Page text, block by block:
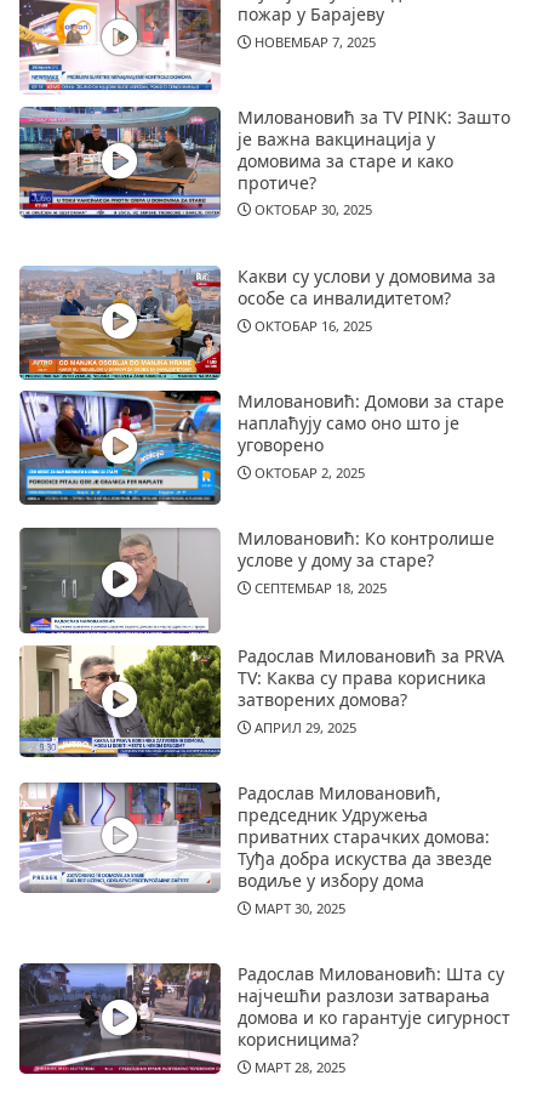
пожар у Барајеву
НОВЕМБАР 7, 2025
Миловановић за TV PINK: Зашто
је важна вакцинација у
домовима за старе и како
протиче?
ОКТОБАР 30, 2025
Какви су услови у домовима за
особе са инвалидитетом?
ОКТОБАР 16, 2025
Миловановић: Домови за старе
наплаћују само оно што је
уговорено
ОКТОБАР 2, 2025
Миловановић: Ко контролише
услове у дому за старе?
СЕПТЕМБАР 18, 2025
Радослав Миловановић за PRVA
TV: Каква су права корисника
затворених домова?
АПРИЛ 29, 2025
Радослав Миловановић,
председник Удружења
приватних старачких домова:
Туђа добра искуства да звезде
водиље у избору дома
МАРТ 30, 2025
Радослав Миловановић: Шта су
најчешћи разлози затварања
домова и ко гарантује сигурност
корисницима?
МАРТ 28, 2025